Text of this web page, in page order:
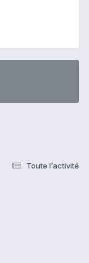
Toute l’activité